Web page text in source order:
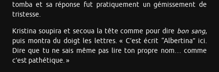
tomba et sa réponse fut pratiquement un gémissement de
tristesse.
Kristina soupira et secoua la tête comme pour dire bon sang,
puis montra du doigt les lettres. « C’est écrit “Albertina” ici.
Dire que tu ne sais même pas lire ton propre nom… comme
c’est pathétique. »